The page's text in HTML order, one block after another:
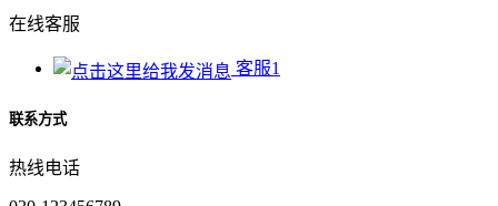
在线客服
客服1
联系方式
热线电话